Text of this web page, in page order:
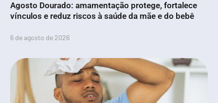
Agosto Dourado: amamentação protege, fortalece
vínculos e reduz riscos à saúde da mãe e do bebê
6 de agosto de 2026